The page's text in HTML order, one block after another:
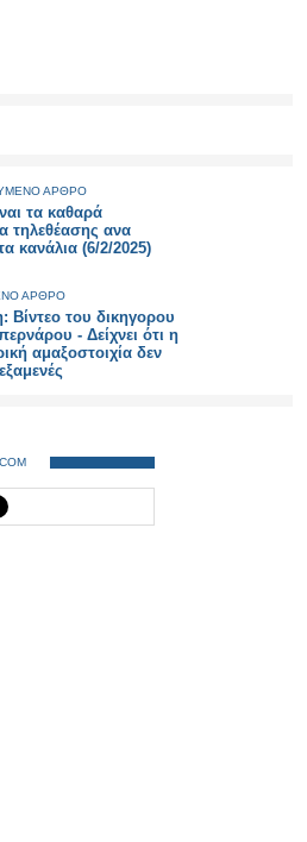
ΑΡΘΡΟ
τα καθαρά
τηλεθέασης ανα
κανάλια (6/2/2025)
ΑΡΘΡΟ
Bίντεο του δικηγορου
- Δείχνει ότι η
αμαξοστοιχία δεν